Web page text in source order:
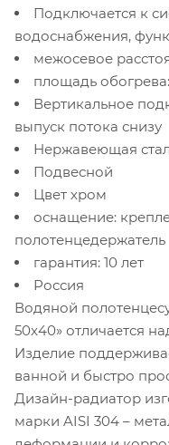
Подключается к
водоснабжения,
межосевое
площадь
Вертикальное
выпуск потока снизу
Нержавеющая
Подвесной
Цвет хром
оснащение:
полотенцедержатель
гарантия: 10 лет
Россия
Водяной
50x40» отличается
Изделие
ванной и быстро
Дизайн-радиатор
марки AISI 304 –